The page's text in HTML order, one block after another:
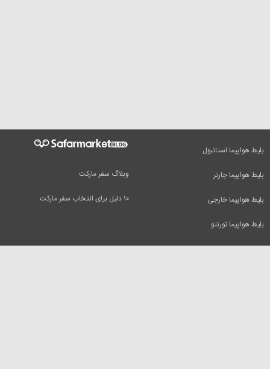
وبلاگ سفر مارکت
۱۰ دلیل برای انتخاب سفر مارکت
بلیط هواپیما استانبول
بلیط هواپیما چارتر
بلیط هواپیما خارجی
بلیط هواپیما تورنتو
راهنمای سفر